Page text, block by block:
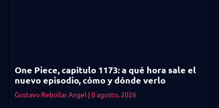
One Piece, capítulo 1173: a qué hora sale el
nuevo episodio, cómo y dónde verlo
Gustavo Rebollar Angel 8 agosto, 2026